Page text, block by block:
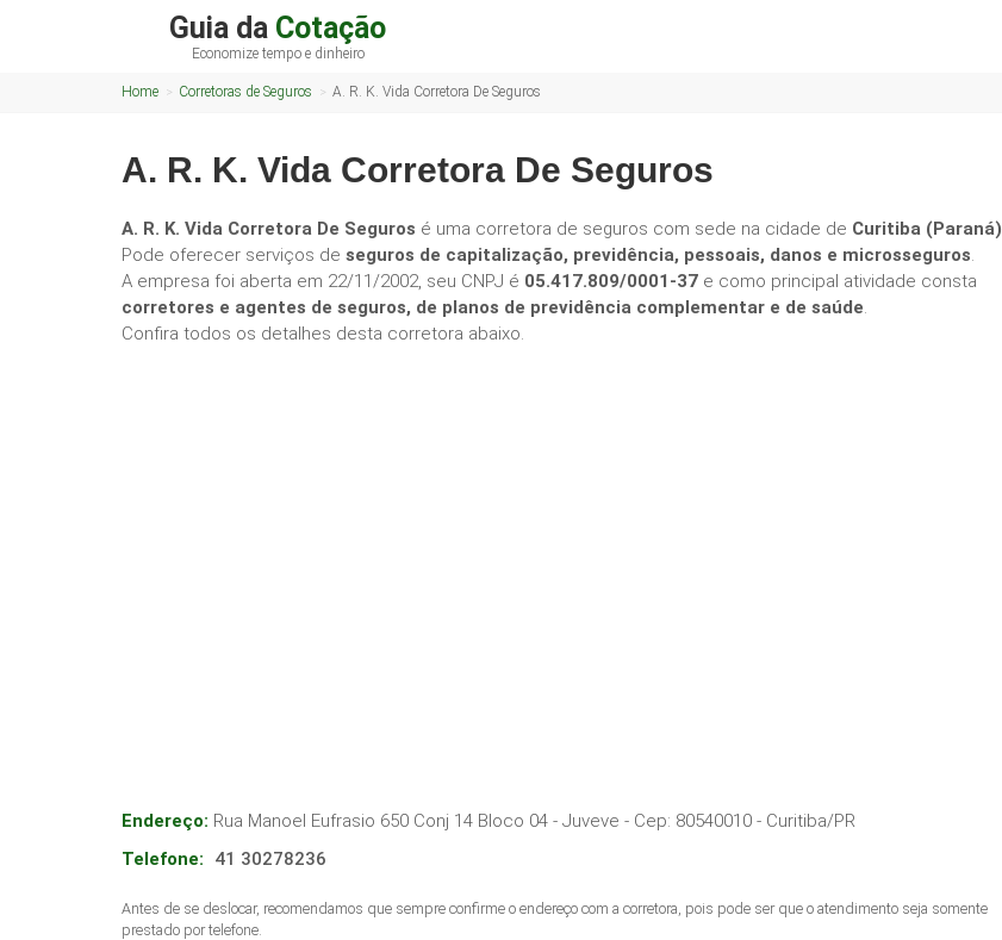
Guia da Cotação
Economize tempo e dinheiro
Home Corretoras de Seguros A. R. K. Vida Corretora De Seguros
A. R. K. Vida Corretora De Seguros
A. R. K. Vida Corretora De Seguros é uma corretora de seguros com sede na cidade de Curitiba (Paraná)
Pode oferecer serviços de seguros de capitalização, previdência, pessoais, danos e microsseguros.
A empresa foi aberta em 22/11/2002, seu CNPJ é 05.417.809/0001-37 e como principal atividade consta
corretores e agentes de seguros, de planos de previdência complementar e de saúde.
Confira todos os detalhes desta corretora abaixo.
Endereço: Rua Manoel Eufrasio 650 Conj 14 Bloco 04 - Juveve - Cep: 80540010 - Curitiba/PR
Telefone:
41 30278236
Antes de se deslocar, recomendamos que sempre confirme o endereço com a corretora, pois pode ser que o atendimento seja somente
prestado por telefone.